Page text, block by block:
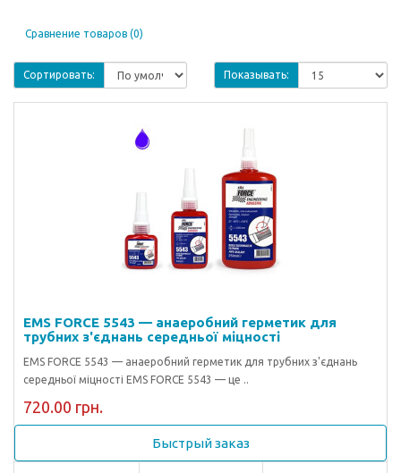
Сравнение товаров (0)
Сортировать: Показывать:
EMS FORCE 5543 — анаеробний герметик для
трубних з'єднань середньої міцності
EMS FORCE 5543 — анаеробний герметик для трубних з'єднань
середньої міцності EMS FORCE 5543 — це ..
720.00 грн.
Быстрый заказ